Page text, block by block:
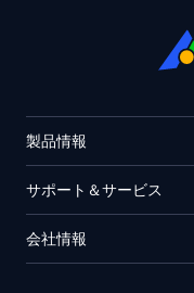
製品情報
サポート＆サービス
会社情報